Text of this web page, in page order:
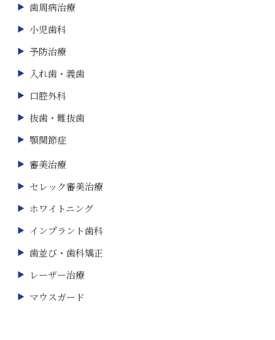
歯周病治療
小児歯科
予防治療
入れ歯・義歯
口腔外科
抜歯・難抜歯
顎関節症
審美治療
セレック審美治療
ホワイトニング
インプラント歯科
歯並び・歯科矯正
レーザー治療
マウスガード